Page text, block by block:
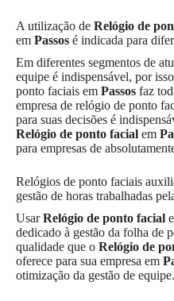
A utilização de Relógio de
em Passos é indicada para
Em diferentes segmentos de
equipe é indispensável, por
ponto faciais em Passos faz
empresa de relógio de ponto
para suas decisões é
Relógio de ponto facial em
para empresas de
Relógios de ponto faciais
gestão de horas trabalhadas
UsarRelógio de ponto facial
dedicado à gestão da folha de
qualidade que o Relógio de
oferece para sua empresa em
otimização da gestão de equipe.